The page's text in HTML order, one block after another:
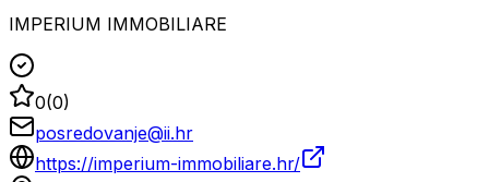
IMPERIUM IMMOBILIARE
0(0)
posredovanje@ii.hr
https://imperium-immobiliare.hr/